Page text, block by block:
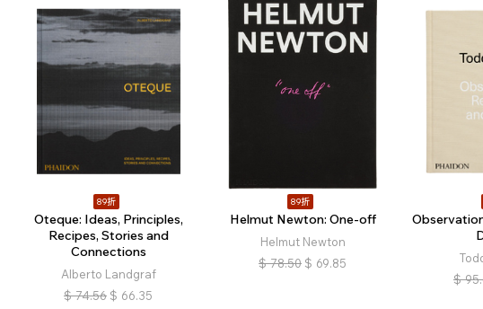
89折
Oteque: Ideas, Principles,
Recipes, Stories and
Connections
Alberto Landgraf
$ 74.56 $ 66.35
89折
Helmut Newton: One-off
Helmut Newton
$ 78.50 $ 69.85
$